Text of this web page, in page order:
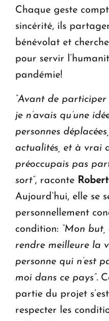
Chaque geste
sincérité, ils
bénévolat et
pour servir
pandémie!
“Avant de
je n’avais qu’une
personnes
actualités, et à vrai
préoccupais pas
sort”, raconte
Aujourd’hui, elle se
personnellement
condition: “Mon but,
rendre meilleure la
personne qui n’est
moi dans ce pays”.
partie du projet
respecter les